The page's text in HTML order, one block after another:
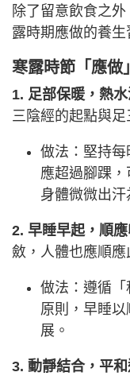
除了留意飲食之
露時期應做的養生
寒露時節「應做
1. 足部保暖，熱
三陰經的起點與
做法：堅持
應超過腳踝
身體微微出汗
2. 早睡早起，順
斂，人體也應順應
做法：遵循
原則，早睡
展。
3. 動靜結合，平